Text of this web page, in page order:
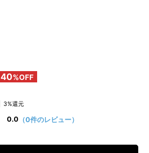
40%OFF
3%還元
0.0 （0件のレビュー）